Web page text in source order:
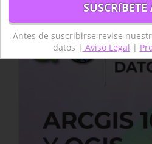
Antes de suscribirse revise
datos | Aviso Legal |